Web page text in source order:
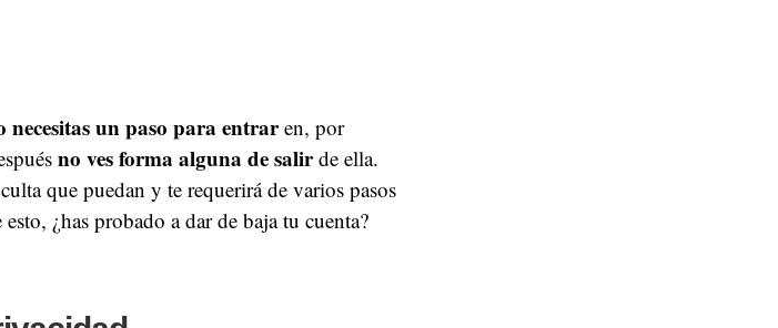
necesitas un paso para entraren, por
no ves forma alguna de salirde ella.
que puedan y te requerirá de varios pasos
¿has probado a dar de baja tu cuenta?